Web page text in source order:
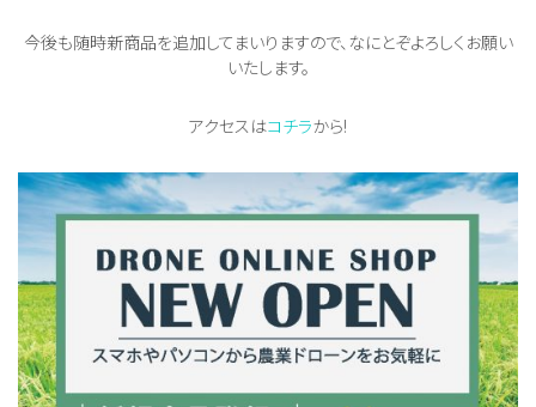
今後も随時新商品を追加してまいりますので、なにとぞよろしくお願い
いたします。
アクセスはコチラから!